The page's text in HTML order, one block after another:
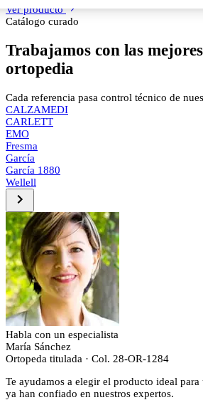
Ver producto
Catálogo curado
Trabajamos con las
ortopedia
Cada referencia pasa control técnico de
CALZAMEDI
CARLETT
EMO
Fresma
García
García 1880
Wellell
Habla con un especialista
María Sánchez
Ortopeda titulada · Col. 28-OR-1284
Te ayudamos a elegir el producto ideal para
ya han confiado en nuestros expertos.